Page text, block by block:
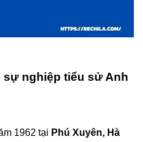
nghiệp tiểu sử Anh
1962 tại Phú Xuyên, Hà